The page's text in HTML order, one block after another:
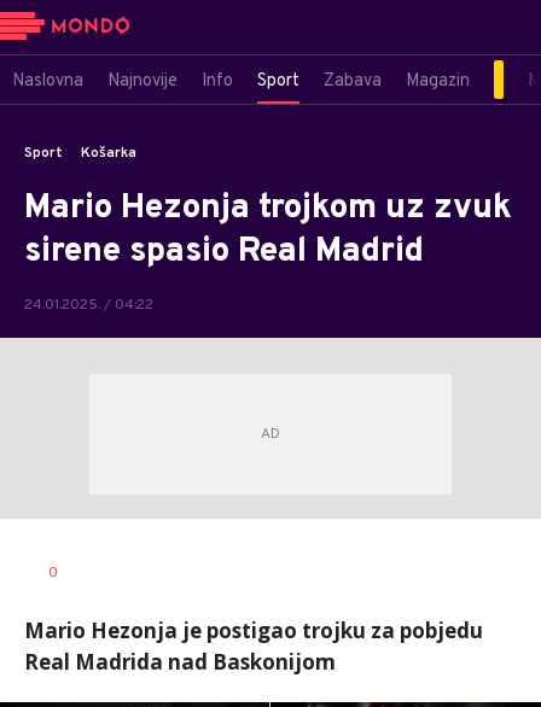
Naslovna Najnovije Info Sport Zabava Magazin
Sport Košarka
Mario Hezonja trojkom uz zvuk
sirene spasio Real Madrid
24.01.2025. / 04:22
AUTOR
0
Mario Hezonja je postigao trojku za pobjedu
Real Madrida nad Baskonijom